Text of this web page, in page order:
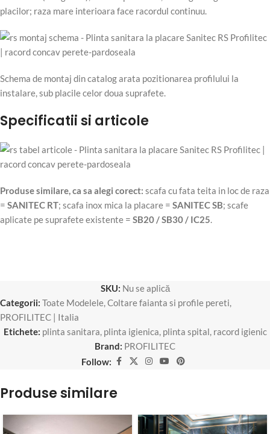
placilor; raza mare interioara face racordul continuu.
Schema de montaj din catalog arata pozitionarea profilului la
instalare, sub placile celor doua suprafete.
Specificatii si articole
Produse similare, ca sa alegi corect: scafa cu fata teita in loc de raza
= SANITEC RT; scafa inox mica la placare = SANITEC SB; scafe
aplicate pe suprafete existente = SB20 / SB30 / IC25.
SKU: Nu se aplică
Categorii: Toate Modelele,Coltare faianta si profile pereti,
PROFILITEC | Italia
Etichete: plinta sanitara, plinta igienica, plinta spital, racord igienic
Brand: PROFILITEC
Follow:
Produse similare